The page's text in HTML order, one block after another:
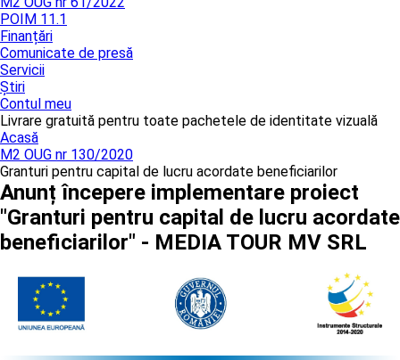
POIM 11.1
Finanțări
Comunicate de presă
Servicii
Știri
Contul meu
Livrare gratuită pentru toate pachetele de identitate vizuală
Acasă
M2 OUG nr 130/2020
Granturi pentru capital de lucru acordate beneficiarilor
Anunț începere implementare proiect
"Granturi pentru capital de lucru acordate
beneficiarilor" - MEDIA TOUR MV SRL